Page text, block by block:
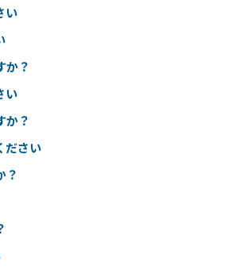
い
か？
い
か？
ださい
？